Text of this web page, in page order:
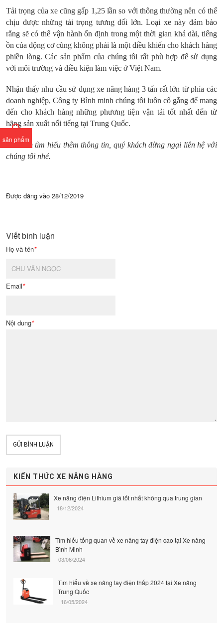
sản phẩm
Tải trọng của xe cũng gấp 1,25 lần so với thông thường nên có thể
chịu được những tải trọng tương đối lớn. Loại xe này đảm bảo
rằng sẽ có thể vận hành ổn định trong một thời gian khá dài, tiếng
ồn của động cơ cũng không phải là một điều khiến cho khách hàng
phiền lòng. Các sản phẩm của chúng tôi rất phù hợp để sử dụng
với môi trường và điều kiện làm việc ở Việt Nam.
Nhận thấy nhu cầu sử dụng xe nâng hàng 3 tấn rất lớn từ phía các
doanh nghiệp, Công ty Bình minh chúng tôi luôn cố gắng để mang
đến cho khách hàng những phương tiện vận tải tốt nhất đến từ
hãng sản xuất nổi tiếng tại Trung Quốc.
Nếu cần tìm hiểu thêm thông tin, quý khách đừng ngại liên hệ với
chúng tôi nhé.
Được đăng vào 28/12/2019
Viết bình luận
Họ và tên*
Email*
Nội dung*
GỬI BÌNH LUẬN
KIẾN THỨC XE NÂNG HÀNG
Xe nâng điện Lithium giá tốt nhất không qua trung gian
18/12/2024
Tìm hiểu tổng quan về xe nâng tay điện cao tại Xe nâng
Bình Minh
03/06/2024
Tìm hiểu về xe nâng tay điện thấp 2024 tại Xe nâng
Trung Quốc
16/05/2024